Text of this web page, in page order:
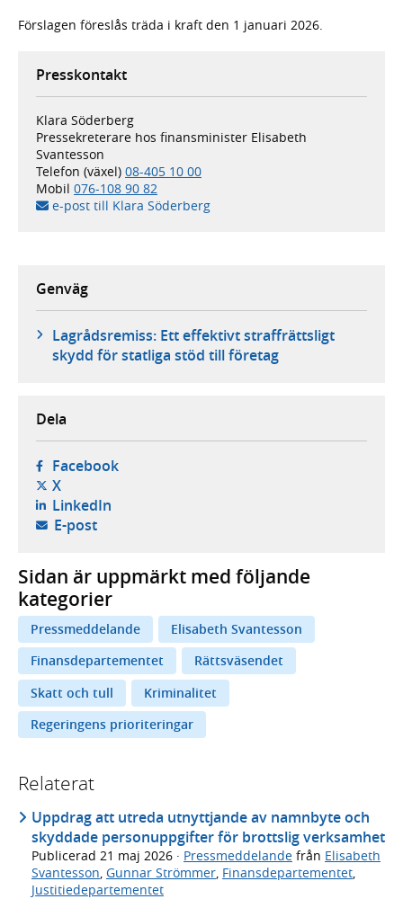
Förslagen föreslås träda i kraft den 1 januari 2026.
Presskontakt
Klara Söderberg
Pressekreterare hos finansminister Elisabeth
Svantesson
Telefon (växel) 08-405 10 00
Mobil 076-108 90 82
e-post till Klara Söderberg
Genväg
Lagrådsremiss: Ett effektivt straffrättsligt
skydd för statliga stöd till företag
Dela
Facebook- öppnas i ny flik, extern webbplats,
X- öppnas i ny flik, extern webbplats,
LinkedIn- öppnas i ny flik, extern webbplats,
E-post- öppnar din e-postklient,
Sidan är uppmärkt med följande
kategorier
Pressmeddelande
Elisabeth Svantesson
Finansdepartementet
Rättsväsendet
Skatt och tull
Kriminalitet
Regeringens prioriteringar
Relaterat
Uppdrag att utreda utnyttjande av namnbyte och
skyddade personuppgifter för brottslig verksamhet
Publicerad 21 maj 2026 · Pressmeddelande från Elisabeth
Svantesson Gunnar Strömmer Finansdepartementet
Justitiedepartementet